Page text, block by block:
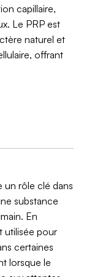
capillaire,
Le PRP est
naturel et
offrant
un rôle clé dans
substance
En
utilisée pour
certaines
lorsque le